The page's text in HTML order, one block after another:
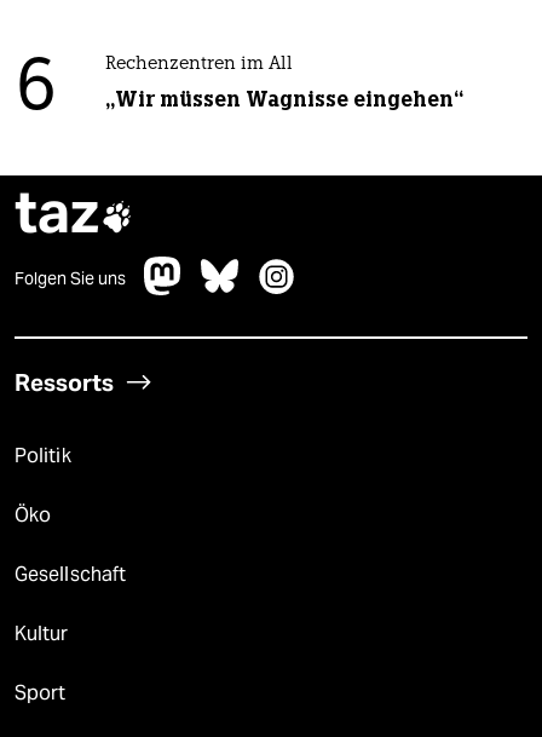
6 Rechenzentren im All
„Wir müssen Wagnisse eingehen“
taz
Folgen Sie uns
Ressorts
Politik
Öko
Gesellschaft
Kultur
Sport